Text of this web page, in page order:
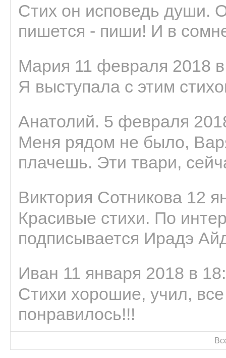
Стих он исповедь души.
пишется - пиши! И в
Мария 11 февраля 2018
Я выступала с этим
Анатолий. 5 февраля
Меня рядом не было,
плачешь. Эти твари,
Виктория Сотникова 12
Красивые стихи. По
подписывается Ирадэ
Иван 11 января 2018 в
Стихи хорошие, учил,
понравилось!!!